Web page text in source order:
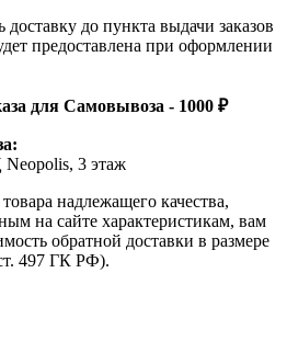
до пункта выдачи заказов
предоставлена при оформлении
для Самовывоза - 1000 ₽
3 этаж
надлежащего качества,
на сайте характеристикам, вам
обратной доставки в размере
497 ГК РФ).